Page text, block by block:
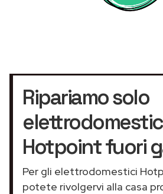
Ripariamo solo
Hotpoint fuori
Per gli elettrodomestici
potete rivolgervi alla casa